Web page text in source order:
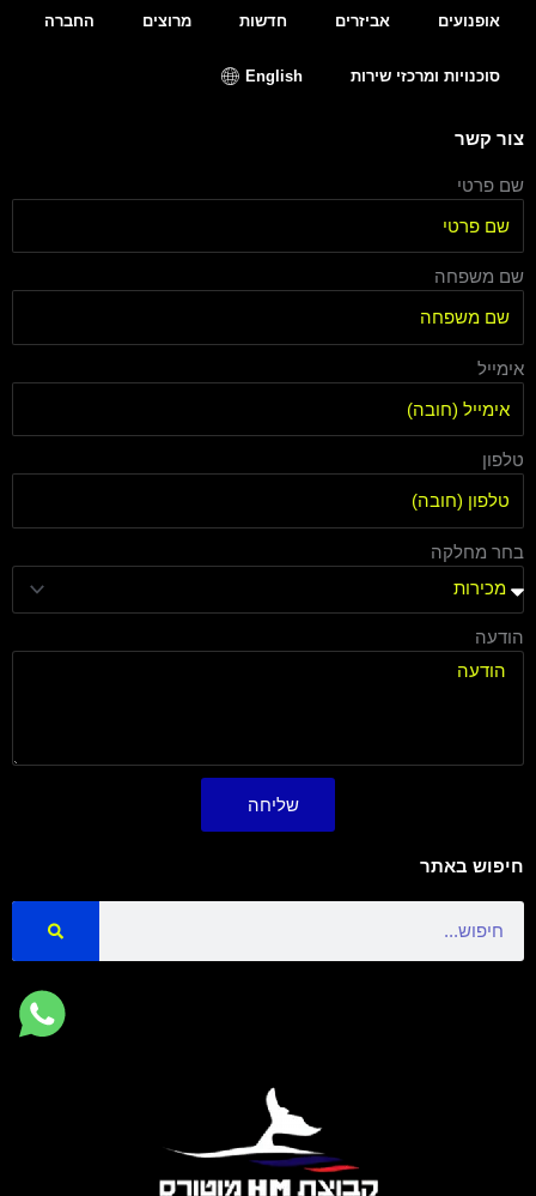
אופנועים אביזרים חדשות מרוצים החברה
סוכנויות ומרכזי שירות English
צור קשר
שם פרטי
שם משפחה
אימייל
טלפון
בחר מחלקה
הודעה
שליחה
חיפוש באתר